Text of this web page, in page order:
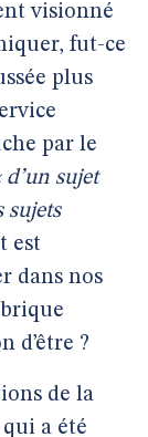
visionné
fut-ce
plus
par le
d’un sujet
sujets
est
dans nos
d’être ?
de la
a été